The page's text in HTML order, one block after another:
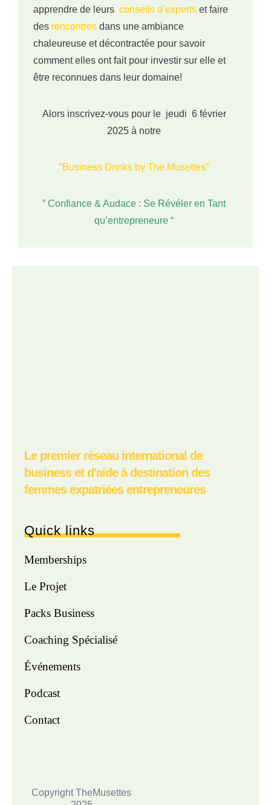
apprendre de leurs conseils d’experts et faire
des rencontres dans une ambiance
chaleureuse et décontractée pour savoir
comment elles ont fait pour investir sur elle et
être reconnues dans leur domaine!
Alors inscrivez-vous pour le jeudi 6 février
2025 à notre
“Business Drinks by The Musettes”
” Confiance & Audace : Se Révéler en Tant
qu’entrepreneure “
Le premier réseau international de
business et d'aide à destination des
femmes expatriées entrepreneures
Quick links
Memberships
Le Projet
Packs Business
Coaching Spécialisé
Événements
Podcast
Contact
Copyright TheMusettes